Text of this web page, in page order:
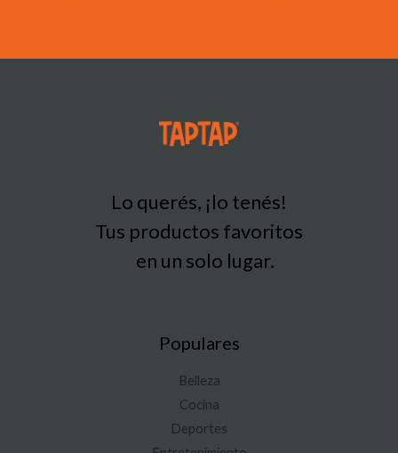
Lo querés, ¡lo tenés!
Tus productos favoritos
en un solo lugar.
Populares
Belleza
Cocina
Deportes